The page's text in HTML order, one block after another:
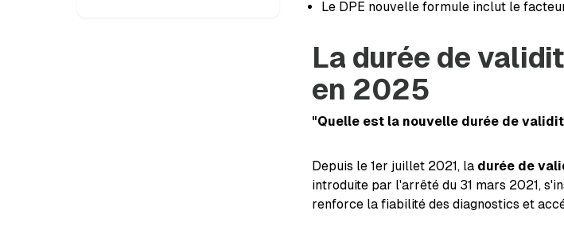
Le DPE nouvelle formule inclut le
La durée de
en 2025
"Quelle est la nouvelle durée de
Depuis le 1er juillet 2021, la durée de
introduite par l'arrêté du 31 mars 2021,
renforce la fiabilité des diagnostics et